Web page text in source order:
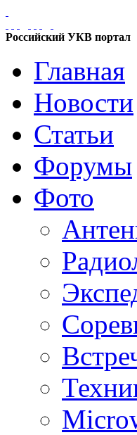
Российский УКВ портал
Главная
Новости
Статьи
Форумы
Фото